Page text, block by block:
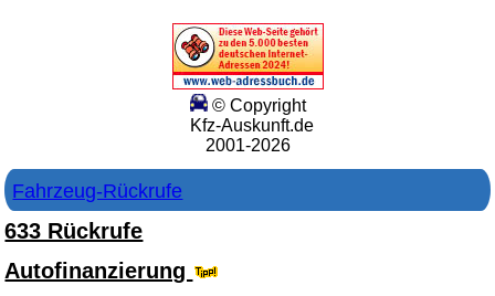
© Copyright
Kfz-Auskunft.de
2001-2026
Fahrzeug-Rückrufe
633 Rückrufe
Autofinanzierung